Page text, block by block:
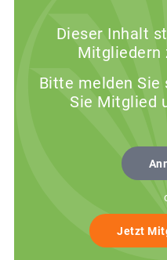
Dieser Inhalt
Mitgliedern
Bitte melden Sie
Sie Mitglied
Jetzt